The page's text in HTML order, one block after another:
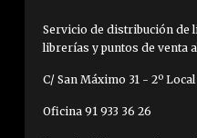
Servicio de distribución de
librerías y puntos de venta
C/ San Máximo 31 - 2º
Oficina 91 933 36 26